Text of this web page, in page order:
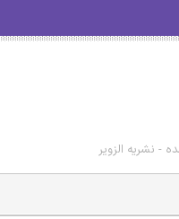
- نشریه الزویر